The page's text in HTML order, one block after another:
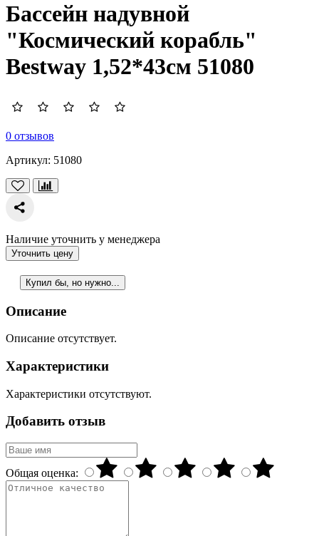
Бассейн надувной
"Космический корабль"
Bestway 1,52*43см 51080
0 отзывов
Артикул: 51080
Наличие уточнить у менеджера
Уточнить цену
Купил бы, но нужно...
Описание
Описание отсутствует.
Характеристики
Характеристики отсутствуют.
Добавить отзыв
Общая оценка: